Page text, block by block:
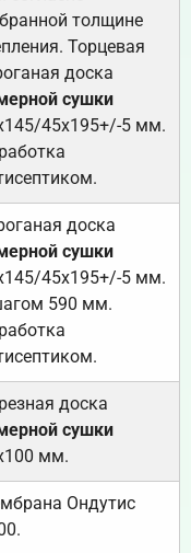
толщине
Торцевая
доска
сушки
45х195+/-5 мм.
доска
сушки
45х195+/-5 мм.
590 мм.
доска
сушки
мм.
Ондутис